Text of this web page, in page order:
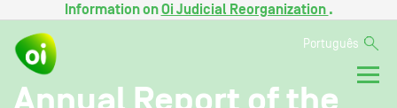
Information onOi Judicial Reorganization .
Português
Annual Report of the